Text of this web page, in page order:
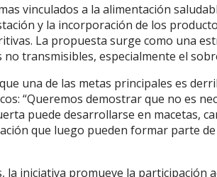
vinculados a la alimentación
y la incorporación de los
La propuesta surge como una
transmisibles, especialmente el
una de las metas principales es
“Queremos demostrar que no es
puede desarrollarse en macetas,
que luego pueden formar parte
la iniciativa promueve la participación